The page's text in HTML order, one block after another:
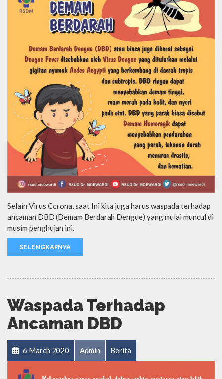
Selain Virus Corona, saat Ini kita juga harus waspada terhadap
ancaman DBD (Demam Berdarah Dengue) yang mulai muncul di
musim penghujan ini.
SELENGKAPNYA
Waspada Terhadap
Ancaman DBD
6 March 2020 Admin Berita